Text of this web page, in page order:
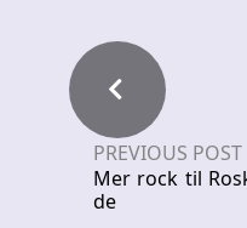
PREVIOUS POST
Mer rock til
de